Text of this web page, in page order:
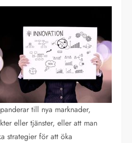
till nya marknader,
eller tjänster, eller att man
strategier för att öka